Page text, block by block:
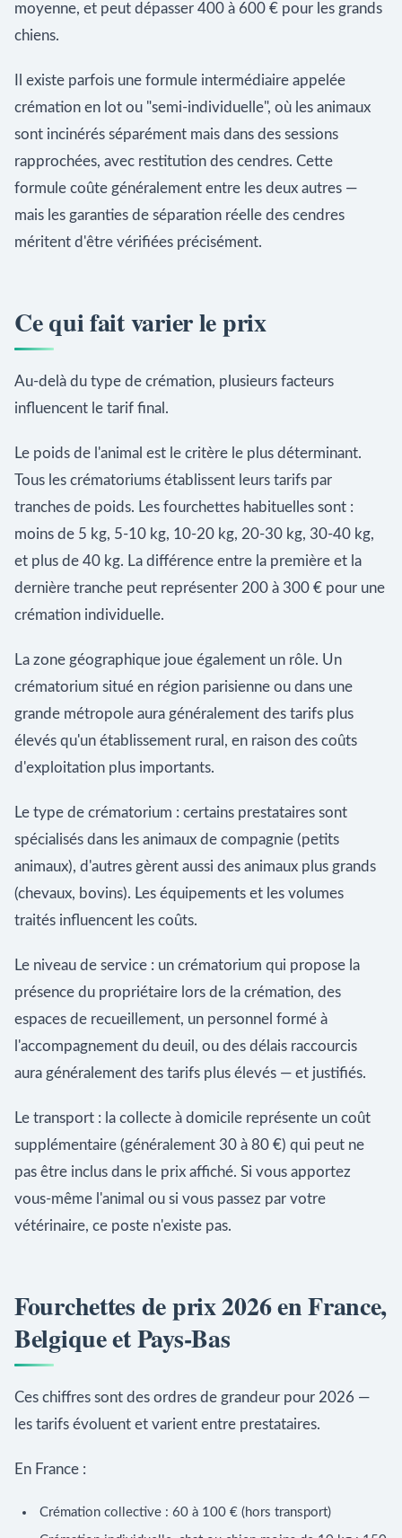
moyenne, et peut dépasser 400 à 600 € pour les grands
chiens.
Il existe parfois une formule intermédiaire appelée
crémation en lot ou "semi-individuelle", où les animaux
sont incinérés séparément mais dans des sessions
rapprochées, avec restitution des cendres. Cette
formule coûte généralement entre les deux autres —
mais les garanties de séparation réelle des cendres
méritent d'être vérifiées précisément.
Ce qui fait varier le prix
Au-delà du type de crémation, plusieurs facteurs
influencent le tarif final.
Le poids de l'animal est le critère le plus déterminant.
Tous les crématoriums établissent leurs tarifs par
tranches de poids. Les fourchettes habituelles sont :
moins de 5 kg, 5-10 kg, 10-20 kg, 20-30 kg, 30-40 kg,
et plus de 40 kg. La différence entre la première et la
dernière tranche peut représenter 200 à 300 € pour une
crémation individuelle.
La zone géographique joue également un rôle. Un
crématorium situé en région parisienne ou dans une
grande métropole aura généralement des tarifs plus
élevés qu'un établissement rural, en raison des coûts
d'exploitation plus importants.
Le type de crématorium : certains prestataires sont
spécialisés dans les animaux de compagnie (petits
animaux), d'autres gèrent aussi des animaux plus grands
(chevaux, bovins). Les équipements et les volumes
traités influencent les coûts.
Le niveau de service : un crématorium qui propose la
présence du propriétaire lors de la crémation, des
espaces de recueillement, un personnel formé à
l'accompagnement du deuil, ou des délais raccourcis
aura généralement des tarifs plus élevés — et justifiés.
Le transport : la collecte à domicile représente un coût
supplémentaire (généralement 30 à 80 €) qui peut ne
pas être inclus dans le prix affiché. Si vous apportez
vous-même l'animal ou si vous passez par votre
vétérinaire, ce poste n'existe pas.
Fourchettes de prix 2026 en France,
Belgique et Pays-Bas
Ces chiffres sont des ordres de grandeur pour 2026 —
les tarifs évoluent et varient entre prestataires.
En France :
Crémation collective : 60 à 100 € (hors transport)